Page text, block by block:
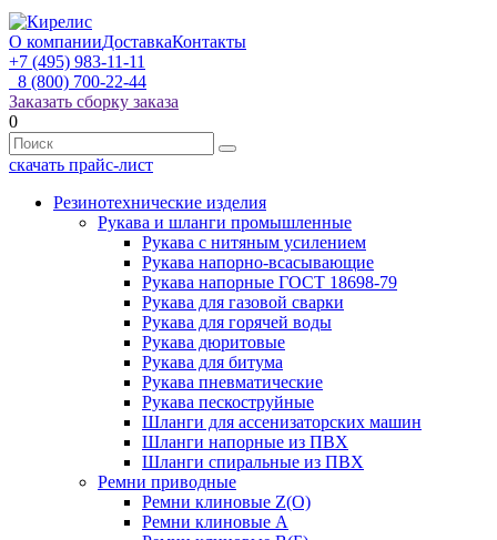
О компанииДоставкаКонтакты
+7 (495) 983-11-11
8 (800) 700-22-44
Заказать сборку заказа
0
скачать прайс-лист
Резинотехнические изделия
Рукава и шланги промышленные
Рукава с нитяным усилением
Рукава напорно-всасывающие
Рукава напорные ГОСТ 18698-79
Рукава для газовой сварки
Рукава для горячей воды
Рукава дюритовые
Рукава для битума
Рукава пневматические
Рукава пескоструйные
Шланги для ассенизаторских машин
Шланги напорные из ПВХ
Шланги спиральные из ПВХ
Ремни приводные
Ремни клиновые Z(О)
Ремни клиновые А